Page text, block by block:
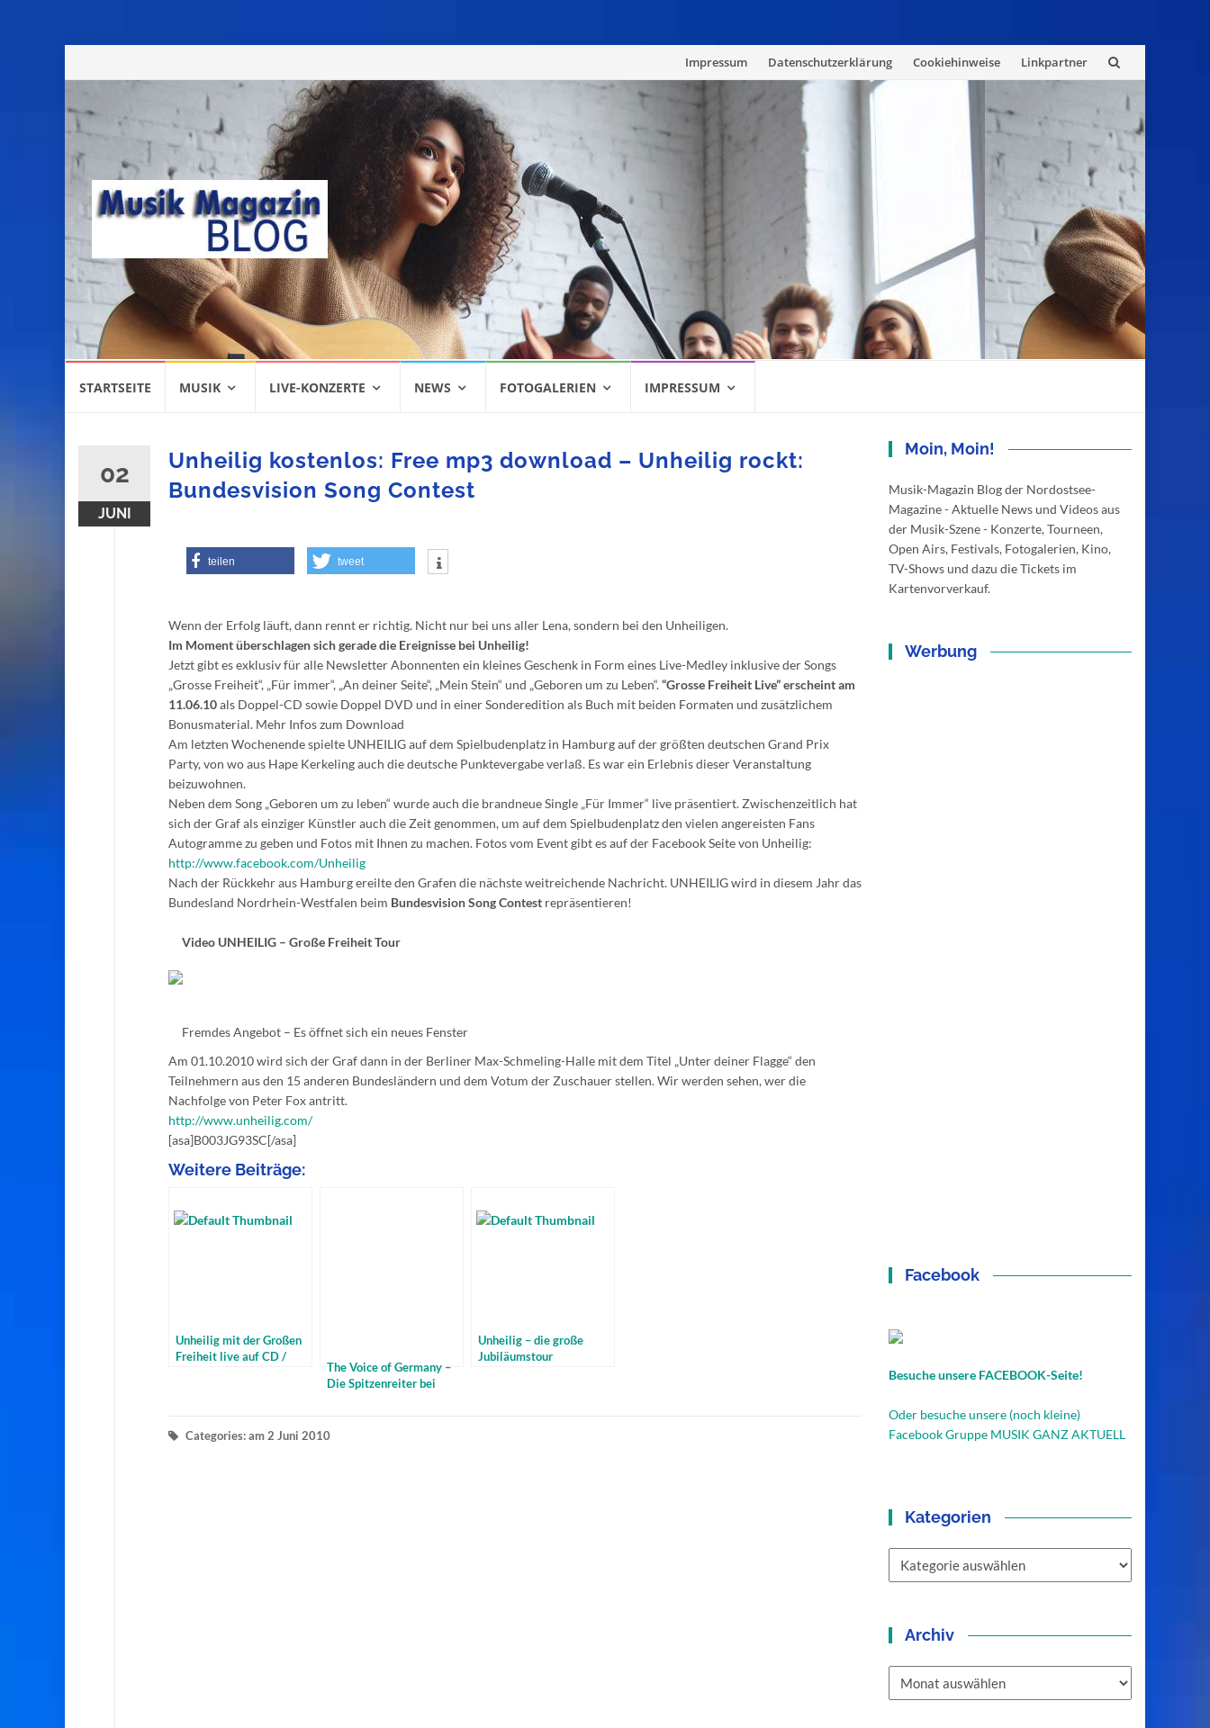
Skip
Impressum Datenschutzerklärung Cookiehinweise Linkpartner
STARTSEITE MUSIK LIVE-KONZERTE NEWS FOTOGALERIEN IMPRESSUM
02
JUNI
Unheilig kostenlos: Free mp3 download – Unheilig rockt:
Bundesvision Song Contest
teilen tweet
Wenn der Erfolg läuft, dann rennt er richtig. Nicht nur bei uns aller Lena, sondern bei den Unheiligen.
Im Moment überschlagen sich gerade die Ereignisse bei Unheilig!
Jetzt gibt es exklusiv für alle Newsletter Abonnenten ein kleines Geschenk in Form eines Live-Medley inklusive der Songs
„Grosse Freiheit“, „Für immer“, „An deiner Seite“, „Mein Stein“ und „Geboren um zu Leben“.“Grosse Freiheit Live” erscheint am
11.06.10als Doppel-CD sowie Doppel DVD und in einer Sonderedition als Buch mit beiden Formaten und zusätzlichem
Bonusmaterial. Mehr Infos zum Download
Am letzten Wochenende spielte UNHEILIG auf dem Spielbudenplatz in Hamburg auf der größten deutschen Grand Prix
Party, von wo aus Hape Kerkeling auch die deutsche Punktevergabe verlaß. Es war ein Erlebnis dieser Veranstaltung
beizuwohnen.
Neben dem Song „Geboren um zu leben“ wurde auch die brandneue Single „Für Immer“ live präsentiert. Zwischenzeitlich hat
sich der Graf als einziger Künstler auch die Zeit genommen, um auf dem Spielbudenplatz den vielen angereisten Fans
Autogramme zu geben und Fotos mit Ihnen zu machen. Fotos vom Event gibt es auf der Facebook Seite von Unheilig:
http://www.facebook.com/Unheilig
Nach der Rückkehr aus Hamburg ereilte den Grafen die nächste weitreichende Nachricht. UNHEILIG wird in diesem Jahr das
Bundesland Nordrhein-Westfalen beim Bundesvision Song Contest repräsentieren!
Video UNHEILIG – Große Freiheit Tour
Fremdes Angebot – Es öffnet sich ein neues Fenster
Am 01.10.2010 wird sich der Graf dann in der Berliner Max-Schmeling-Halle mit dem Titel „Unter deiner Flagge“ den
Teilnehmern aus den 15 anderen Bundesländern und dem Votum der Zuschauer stellen. Wir werden sehen, wer die
Nachfolge von Peter Fox antritt.
http://www.unheilig.com/
[asa]B003JG93SC[/asa]
Weitere Beiträge:
Unheilig mit der Großen
Freiheit live auf CD /
The Voice of Germany –
Die Spitzenreiter bei
Unheilig – die große
Jubiläumstour
Categories: am 2 Juni 2010
Moin, Moin!
Musik-Magazin Blog der Nordostsee-
Magazine - Aktuelle News und Videos aus
der Musik-Szene - Konzerte, Tourneen,
Open Airs, Festivals, Fotogalerien, Kino,
TV-Shows und dazu die Tickets im
Kartenvorverkauf.
Werbung
Facebook
Besuche unsere FACEBOOK-Seite!
Oder besuche unsere (noch kleine)
Facebook Gruppe MUSIK GANZ AKTUELL
Kategorien
Archiv